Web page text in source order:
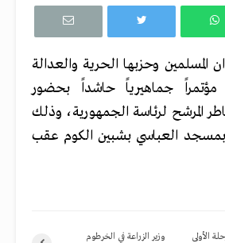
المسلمين وحزبها الحرية والعدالة
مؤتمراً جماهيرياً حاشداً بحضور
المرشح لرئاسة الجمهورية، وذلك
بمسجد العباسي بشبين الكوم عقب
وزير الزراعة في الخرطوم
الأولى